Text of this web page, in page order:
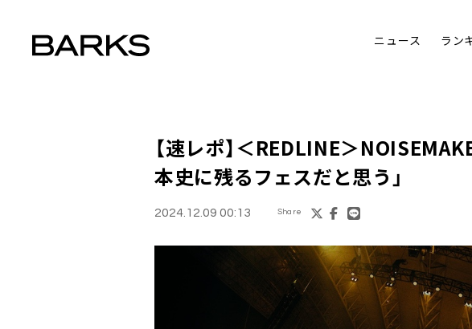
ニュース ラン
【速レポ】＜REDLINE＞
本史に残るフェスだと思う」
2024.12.09 00:13 Share